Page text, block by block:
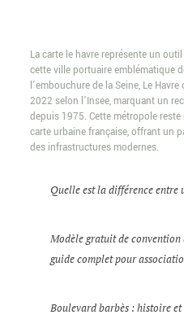
La carte le havre représente un
cette ville portuaire emblématique
l’embouchure de la Seine, Le
2022 selon l’Insee, marquant un
depuis 1975. Cette métropole
carte urbaine française, offrant un
des infrastructures modernes.
Quelle est la différence entre
Modèle gratuit de
guide complet pour
Boulevard barbès : histoire